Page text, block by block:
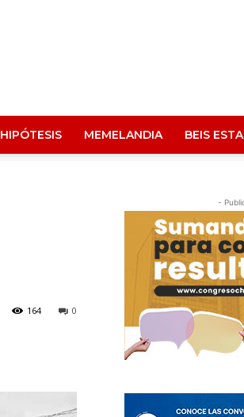
HIPÓTESIS MEMELANDIA BEIS
0
164
-